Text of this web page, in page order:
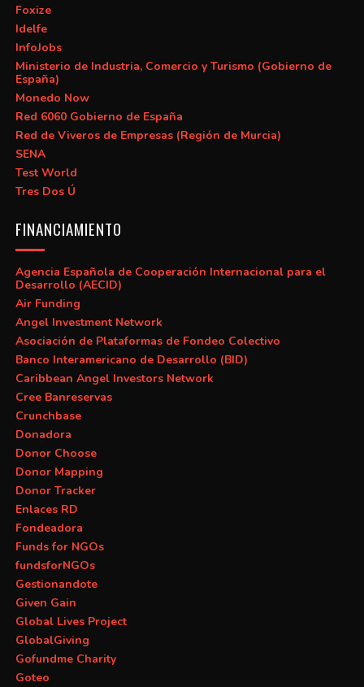
Foxize
Idelfe
InfoJobs
Ministerio de Industria, Comercio y Turismo (Gobierno de
España)
Monedo Now
Red 6060 Gobierno de España
Red de Viveros de Empresas (Región de Murcia)
SENA
Test World
Tres Dos Ú
FINANCIAMIENTO
Agencia Española de Cooperación Internacional para el
Desarrollo (AECID)
Air Funding
Angel Investment Network
Asociación de Plataformas de Fondeo Colectivo
Banco Interamericano de Desarrollo (BID)
Caribbean Angel Investors Network
Cree Banreservas
Crunchbase
Donadora
Donor Choose
Donor Mapping
Donor Tracker
Enlaces RD
Fondeadora
Funds for NGOs
fundsforNGOs
Gestionandote
Given Gain
Global Lives Project
GlobalGiving
Gofundme Charity
Goteo